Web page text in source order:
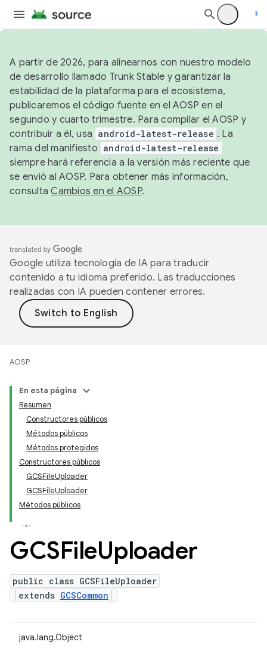
A partir de 2026, para alinearnos con nuestro modelo
de desarrollo llamado Trunk Stable y garantizar la
estabilidad de la plataforma para el ecosistema,
publicaremos el código fuente en el AOSP en el
segundo y cuarto trimestre. Para compilar el AOSP y
contribuir a él, usa android-latest-release . La
rama del manifiesto android-latest-release
siempre hará referencia a la versión más reciente que
se envió al AOSP. Para obtener más información,
consultaCambios en el AOSP.
Google utiliza tecnología de IA para traducir
contenido a tu idioma preferido. Las traducciones
realizadas con IA pueden contener errores.
AOSP
En esta página
Resumen
Constructores públicos
Métodos públicos
Métodos protegidos
Constructores públicos
GCSFileUploader
GCSFileUploader
Métodos públicos
GCSFileUploader
public class GCSFileUploader
extends GCSCommon
java.lang.Object